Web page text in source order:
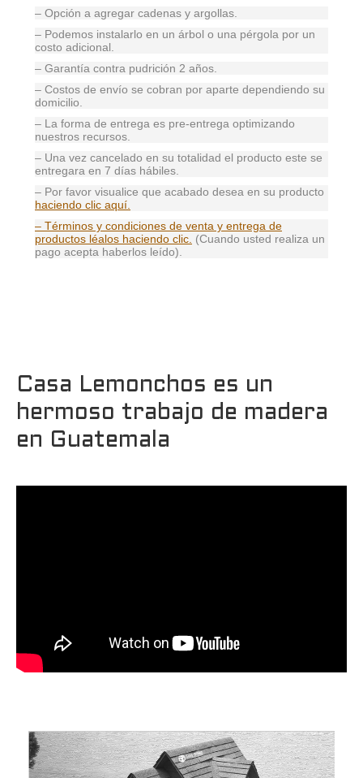
– Opción a agregar cadenas y argollas.
– Podemos instalarlo en un árbol o una pérgola por un
costo adicional.
– Garantía contra pudrición 2 años.
– Costos de envío se cobran por aparte dependiendo su
domicilio.
– La forma de entrega es pre-entrega optimizando
nuestros recursos.
– Una vez cancelado en su totalidad el producto este se
entregara en 7 días hábiles.
– Por favor visualice que acabado desea en su producto
haciendo clic aquí.
– Términos y condiciones de venta y entrega de
productos léalos haciendo clic. (Cuando usted realiza un
pago acepta haberlos leído).
Casa Lemonchos es un
hermoso trabajo de madera
en Guatemala